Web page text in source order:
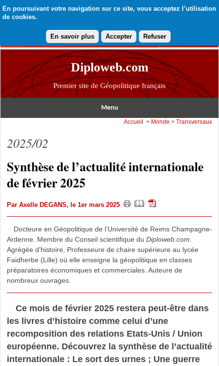
En poursuivant votre navigation sur ce site, vous acceptez l’utilisation
de cookies.
En savoir plus Accepter Refuser
Diploweb.com
Premier site de Géopolitique français
Menu
Accueil > Monde > Transversaux
2025/02
Synthèse de l’actualité internationale
de février 2025
Par Axelle DEGANS, le 1er mars 2025
Docteure en Géopolitique de l’Université de Reims Champagne-
Ardenne. Membre du Conseil scientifique du Diploweb.com
Agrégée d’histoire, Professeure de chaire supérieure au lycée
Faidherbe (Lille) où elle enseigne la géopolitique en classes
préparatoires économiques et commerciales. Auteure de
nombreux ouvrages.
Ce mois de février 2025 restera peut-être dans
les livres d’histoire comme celui d’une
recomposition des relations Etats-Unis / Union
européenne. Découvrez la synthèse de l’actualité
internationale : Le sort des urnes ; Une guerre